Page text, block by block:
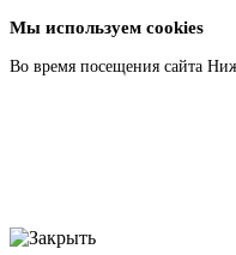
Мы используем cookies
Во время посещения сайта